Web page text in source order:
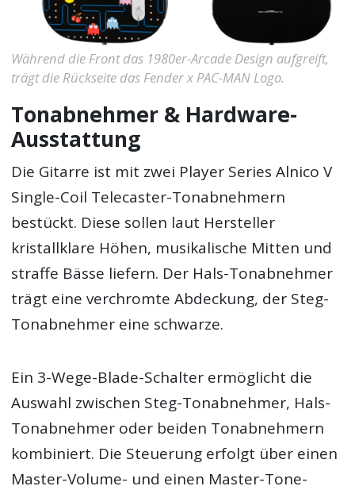
Während die Front das 1980er-Arcade Design aufgreift,
trägt die Rückseite das Fender x PAC-MAN Logo.
Tonabnehmer & Hardware-
Ausstattung
Die Gitarre ist mit zwei Player Series Alnico V
Single-Coil Telecaster-Tonabnehmern
bestückt. Diese sollen laut Hersteller
kristallklare Höhen, musikalische Mitten und
straffe Bässe liefern. Der Hals-Tonabnehmer
trägt eine verchromte Abdeckung, der Steg-
Tonabnehmer eine schwarze.
Ein 3-Wege-Blade-Schalter ermöglicht die
Auswahl zwischen Steg-Tonabnehmer, Hals-
Tonabnehmer oder beiden Tonabnehmern
kombiniert. Die Steuerung erfolgt über einen
Master-Volume- und einen Master-Tone-